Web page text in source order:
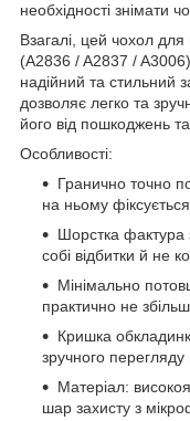
необхідності знімати
Взагалі, цей чохол
(A2836 / A2837 /
надійний та стильний
дозволяє легко та
його від пошкоджень
Особливості:
Гранично точно
на ньому
Шорстка фактура
собі відбитки й не
Мінімально
практично не
Кришка
зручного перегляду
Матеріал:
шар захисту з